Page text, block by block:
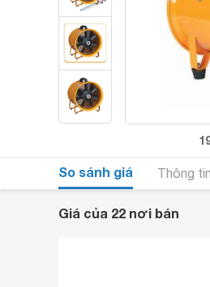
So sánh giá Thông
Giá của 22 nơi bán